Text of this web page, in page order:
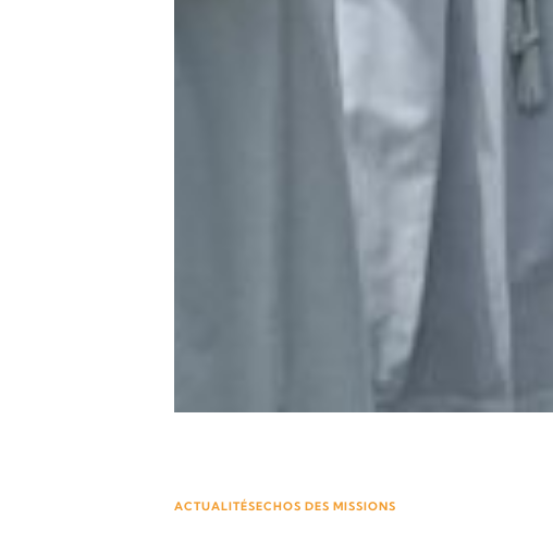
ACTUALITÉSECHOS DES MISSIONS